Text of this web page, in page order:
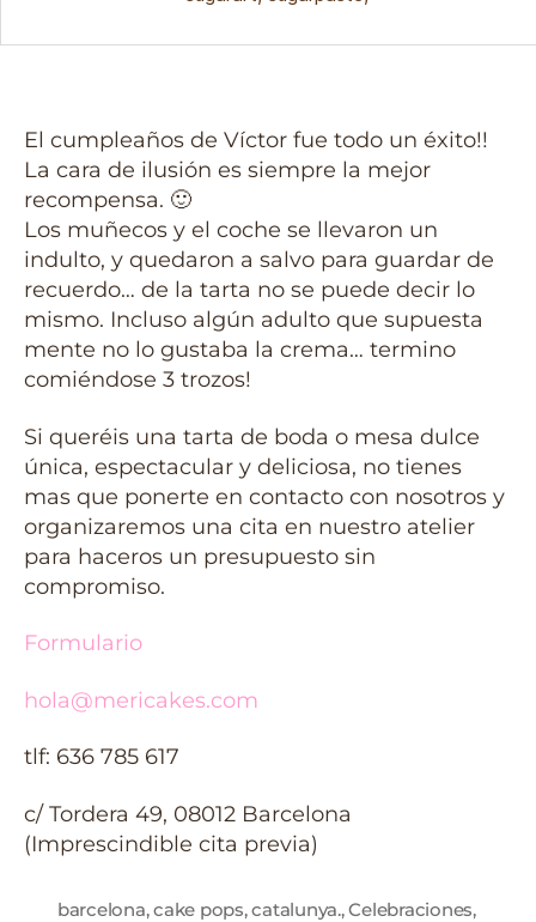
El cumpleaños de Víctor fue todo un éxito!!
La cara de ilusión es siempre la mejor
recompensa. 🙂
Los muñecos y el coche se llevaron un
indulto, y quedaron a salvo para guardar de
recuerdo… de la tarta no se puede decir lo
mismo. Incluso algún adulto que supuesta
mente no lo gustaba la crema… termino
comiéndose 3 trozos!
Si queréis una tarta de boda o mesa dulce
única, espectacular y deliciosa, no tienes
mas que ponerte en contacto con nosotros y
organizaremos una cita en nuestro atelier
para haceros un presupuesto sin
compromiso.
Formulario
hola@mericakes.com
tlf: 636 785 617
c/ Tordera 49, 08012 Barcelona
(Imprescindible cita previa)
barcelona,cake pops,catalunya.,Celebraciones,